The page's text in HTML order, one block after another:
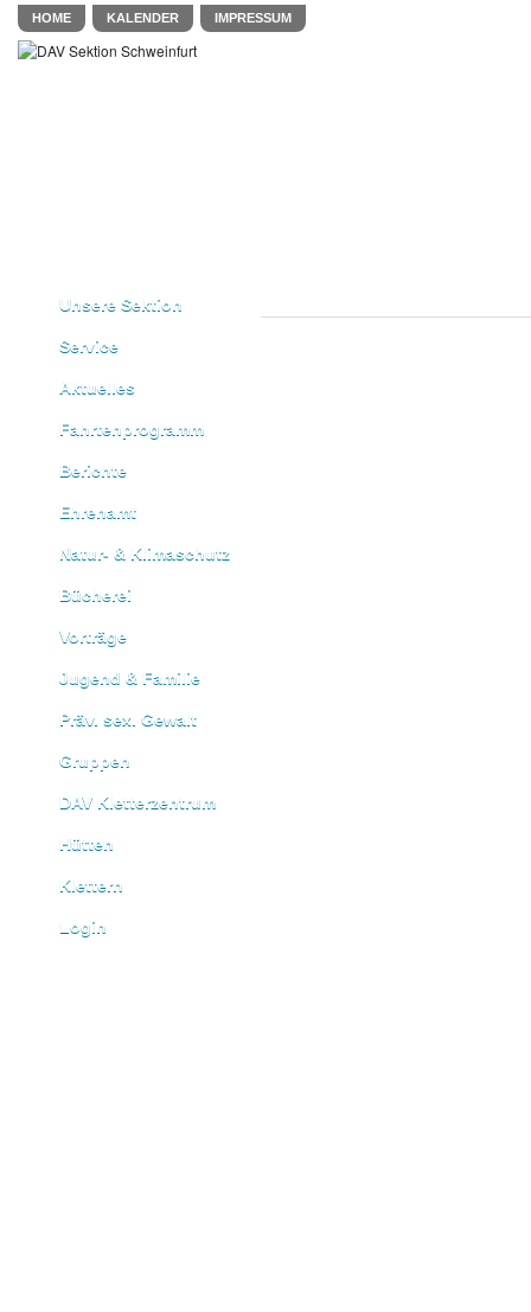
HOME KALENDER IMPRESSUM
Unsere Sektion
Service
Aktuelles
Fahrtenprogramm
Berichte
Ehrenamt
Natur- & Klimaschutz
Bücherei
Vorträge
Jugend & Familie
Präv. sex. Gewalt
Gruppen
DAV Kletterzentrum
Hütten
Klettern
Login